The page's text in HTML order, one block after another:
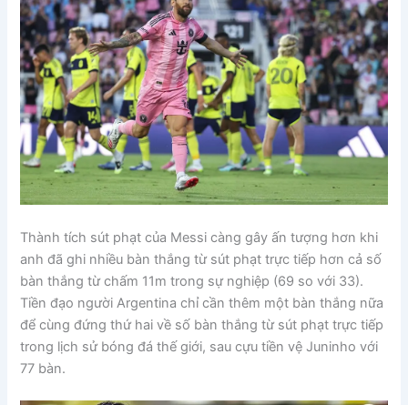
Thành tích sút phạt của Messi càng gây ấn tượng hơn khi
anh đã ghi nhiều bàn thắng từ sút phạt trực tiếp hơn cả số
bàn thắng từ chấm 11m trong sự nghiệp (69 so với 33).
Tiền đạo người Argentina chỉ cần thêm một bàn thắng nữa
để cùng đứng thứ hai về số bàn thắng từ sút phạt trực tiếp
trong lịch sử bóng đá thế giới, sau cựu tiền vệ Juninho với
77 bàn.